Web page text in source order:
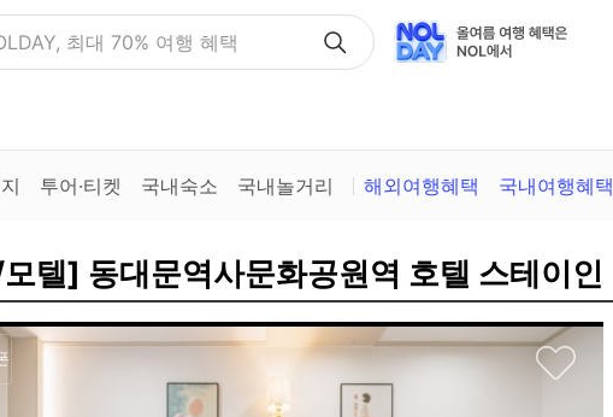
최대 70% 여행 혜택
투어·티켓 국내숙소 국내놀거리 해외여행혜택 국내여행혜택
텔] 동대문역사문화공원역 호텔 스테이인